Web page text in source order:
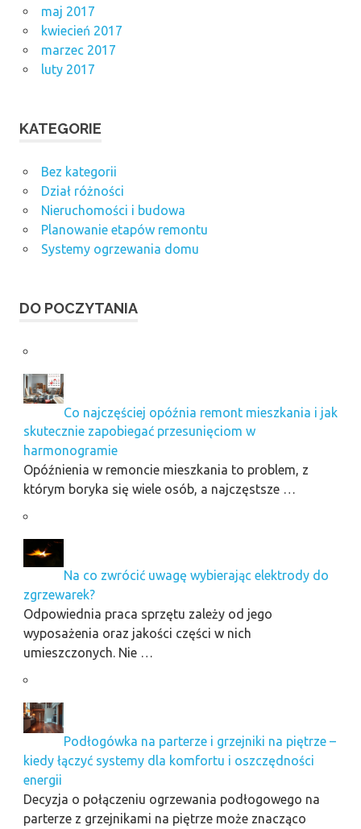
maj 2017
kwiecień 2017
marzec 2017
luty 2017
KATEGORIE
Bez kategorii
Dział różności
Nieruchomości i budowa
Planowanie etapów remontu
Systemy ogrzewania domu
DO POCZYTANIA
Co najczęściej opóźnia remont mieszkania i jak
skutecznie zapobiegać przesunięciom w
harmonogramie
Opóźnienia w remoncie mieszkania to problem, z
którym boryka się wiele osób, a najczęstsze …
Na co zwrócić uwagę wybierając elektrody do
zgrzewarek?
Odpowiednia praca sprzętu zależy od jego
wyposażenia oraz jakości części w nich
umieszczonych. Nie …
Podłogówka na parterze i grzejniki na piętrze –
kiedy łączyć systemy dla komfortu i oszczędności
energii
Decyzja o połączeniu ogrzewania podłogowego na
parterze z grzejnikami na piętrze może znacząco